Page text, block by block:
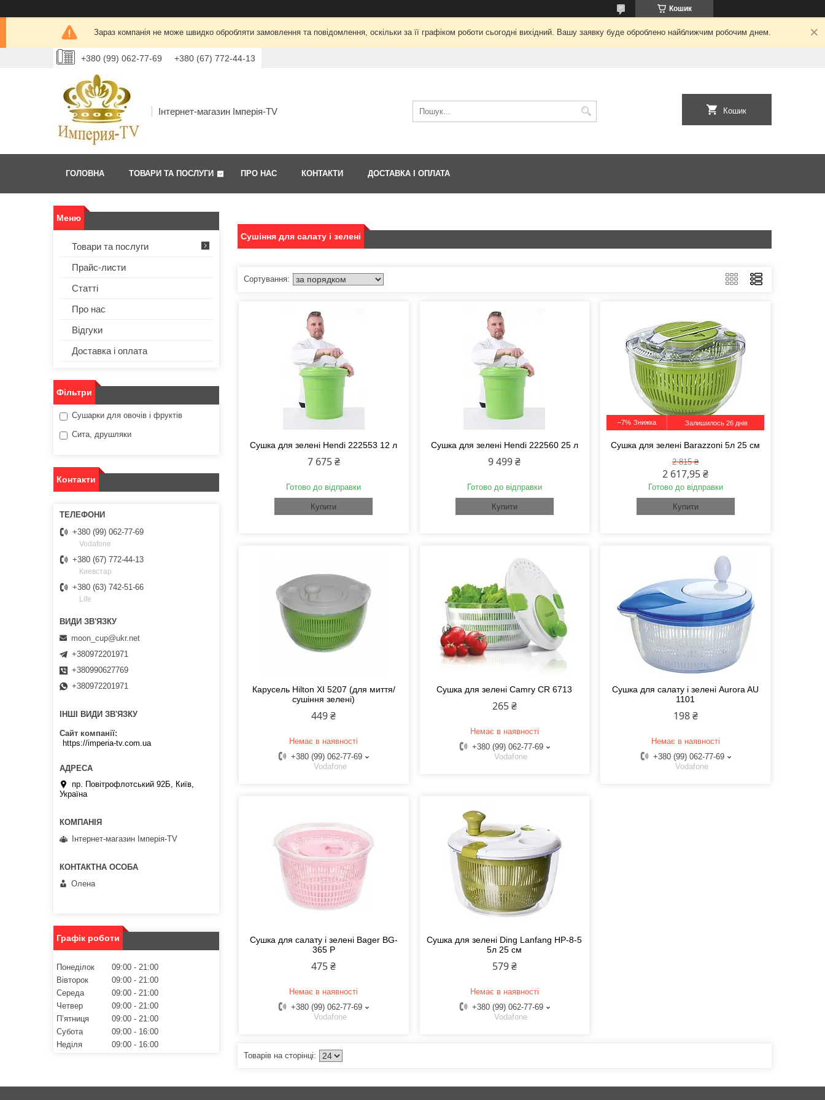
Кошик
Зараз компанія не може швидко обробляти замовлення та повідомлення, оскільки за її графіком роботи сьогодні вихідний. Вашу заявку буде оброблено найближчим робочим днем.
+380 (99) 062-77-69 +380 (67) 772-44-13
Інтернет-магазин Імперія-TV Кошик
ГОЛОВНА ТОВАРИ ТА ПОСЛУГИ ПРО НАС КОНТАКТИ ДОСТАВКА І ОПЛАТА
Сушіння для салату і зелені
Сушка для зелені Hendi 222553 12 л
7 675 ₴
Готово до відправки
Купити
Сушка для зелені Hendi 222560 25 л
9 499 ₴
Готово до відправки
Купити
–7% Залишилось 26 днів
Сушка для зелені Barazzoni 5л 25 см
2 815 ₴
2 617,95 ₴
Готово до відправки
Купити
Карусель Hilton XI 5207 (для миття/
сушіння зелені)
449 ₴
Немає в наявності
+380 (99) 062-77-69
Vodafone
Сушка для зелені Camry CR 6713
265 ₴
Немає в наявності
+380 (99) 062-77-69
Vodafone
Сушка для салату і зелені Aurora AU
1101
198 ₴
Немає в наявності
+380 (99) 062-77-69
Vodafone
Сушка для салату і зелені Bager BG-
365 P
475 ₴
Немає в наявності
+380 (99) 062-77-69
Vodafone
Сушка для зелені Ding Lanfang HP-8-5
5л 25 см
579 ₴
Немає в наявності
+380 (99) 062-77-69
Vodafone
Товари та послуги
Прайс-листи
Статті
Про нас
Відгуки
Доставка і оплата
Фільтри
Сушарки для овочів і фруктів
Сита, друшляки
Контакти
+380 (99) 062-77-69
Vodafone
+380 (67) 772-44-13
Киевстар
+380 (63) 742-51-66
Life
moon_cup@ukr.net
+380972201971
+380990627769
+380972201971
ІНШІ ВИДИ ЗВ'ЯЗКУ
Сайт компанії
https://imperia-tv.com.ua
пр. Повітрофлотський 92Б, Київ,
Україна
Інтернет-магазин Імперія-TV
Олена
Графік роботи
Понеділок 09:00
21:00
Вівторок
09:00
21:00
Середа
09:00
21:00
Четвер
09:00
21:00
Пʼятниця
09:00
21:00
Субота
09:00
16:00
Неділя
09:00 16:00